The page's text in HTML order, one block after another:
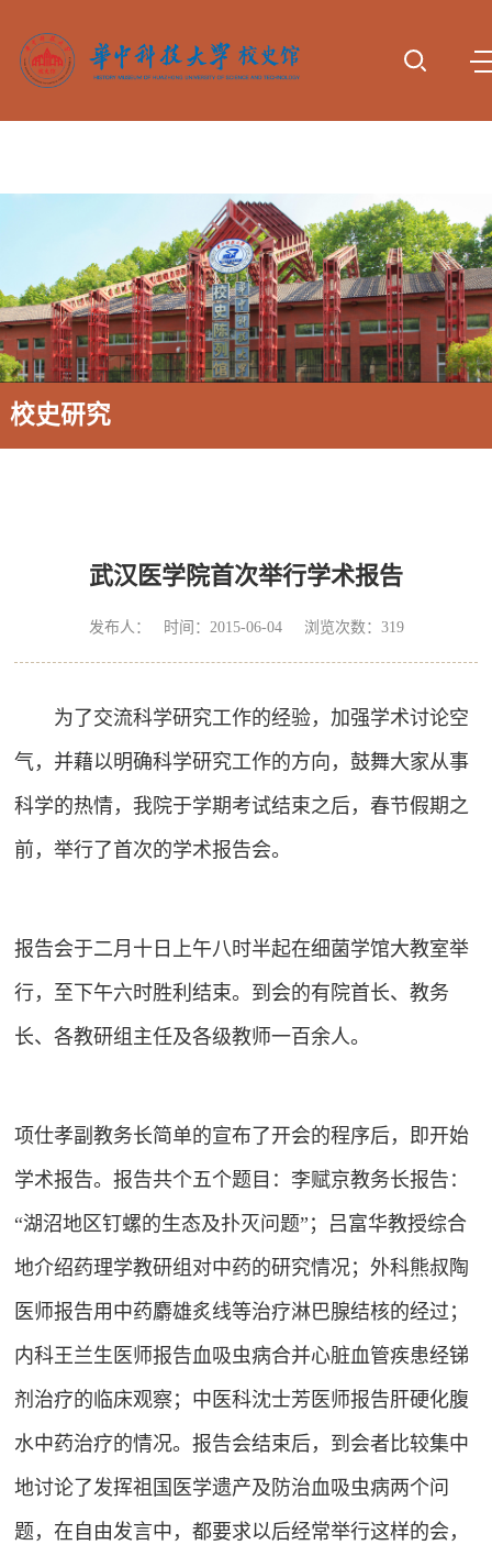
首页 参观服 专题展 动态报
校史研究
武汉医学院首次举行学术报告
发布人： 时间：2015-06-04 浏览次数： 319
为了交流科学研究工作的经验，加强学术讨论空
气，并藉以明确科学研究工作的方向，鼓舞大家从事
科学的热情，我院于学期考试结束之后，春节假期之
前，举行了首次的学术报告会。
报告会于二月十日上午八时半起在细菌学馆大教室举
行，至下午六时胜利结束。到会的有院首长、教务
长、各教研组主任及各级教师一百余人。
项仕孝副教务长简单的宣布了开会的程序后，即开始
学术报告。报告共个五个题目：李赋京教务长报告：
“湖沼地区钉螺的生态及扑灭问题”；吕富华教授综合
地介绍药理学教研组对中药的研究情况；外科熊叔陶
医师报告用中药麝雄炙线等治疗淋巴腺结核的经过；
内科王兰生医师报告血吸虫病合并心脏血管疾患经锑
剂治疗的临床观察；中医科沈士芳医师报告肝硬化腹
水中药治疗的情况。报告会结束后，到会者比较集中
地讨论了发挥祖国医学遗产及防治血吸虫病两个问
题，在自由发言中，都要求以后经常举行这样的会，